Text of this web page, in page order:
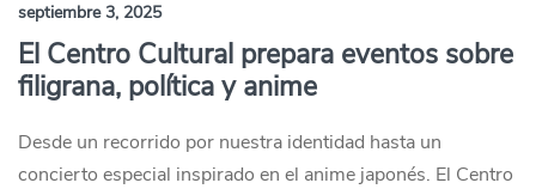
septiembre 3, 2025
El Centro Cultural prepara eventos sobre
filigrana, política y anime
Desde un recorrido por nuestra identidad hasta un
concierto especial inspirado en el anime japonés. El Centro